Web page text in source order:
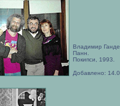
Владимир
Панн.
Покипси, 1993.
Добавлено: